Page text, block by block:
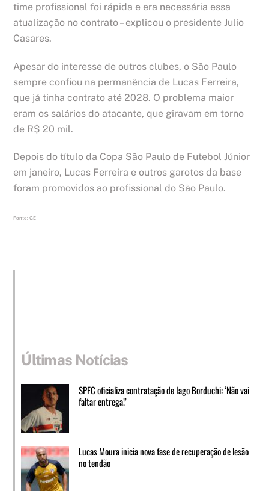
time profissional foi rápida e era necessária essa
atualização no contrato – explicou o presidente Julio
Casares.
Apesar do interesse de outros clubes, o São Paulo
sempre confiou na permanência de Lucas Ferreira,
que já tinha contrato até 2028. O problema maior
eram os salários do atacante, que giravam em torno
de R$ 20 mil.
Depois do título da Copa São Paulo de Futebol Júnior
em janeiro, Lucas Ferreira e outros garotos da base
foram promovidos ao profissional do São Paulo.
Fonte: GE
Últimas Notícias
SPFC oficializa contratação de Iago Borduchi: ‘Não vai
faltar entrega!’
Lucas Moura inicia nova fase de recuperação de lesão
no tendão